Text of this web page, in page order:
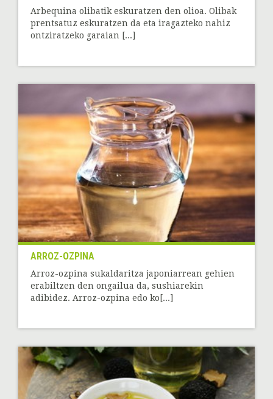
Arbequina olibatik eskuratzen den olioa. Olibak
prentsatuz eskuratzen da eta iragazteko nahiz
ontziratzeko garaian [...]
ARROZ-OZPINA
Arroz-ozpina sukaldaritza japoniarrean gehien
erabiltzen den ongailua da, sushiarekin
adibidez. Arroz-ozpina edo ko[...]